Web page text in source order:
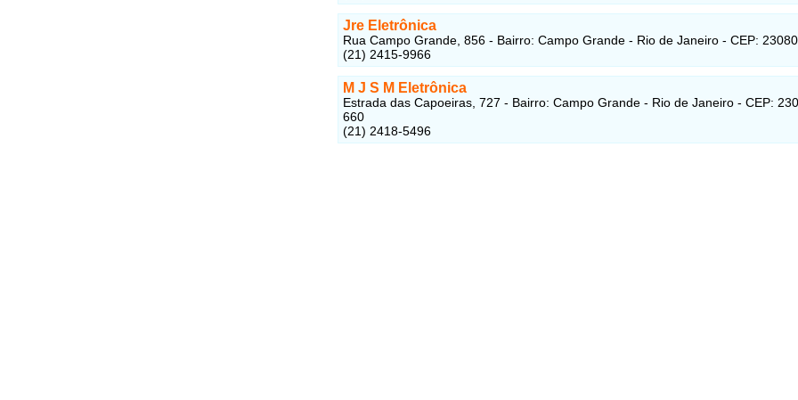
Jre Eletrônica
Rua Campo Grande, 856 - Bairro: Campo Grande - Rio de Janeiro - CEP:
(21) 2415-9966
M J S M Eletrônica
Estrada das Capoeiras, 727 - Bairro: Campo Grande - Rio de Janeiro - CEP:
660
(21) 2418-5496